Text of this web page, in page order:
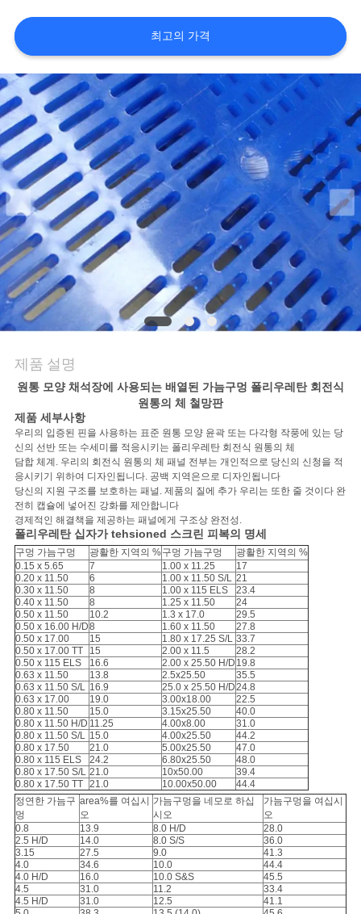
어
품
질
관
리
문
의
하
기
뉴
스
사
건
사
이
트
맵
PRIVACY
POLICY
최고의 가격
제품 설명
원통 모양 채석장에 사용되는 배열된 가늠구멍 폴리우레탄 회전식
원통의 체 철망판
제품 세부사항
우리의 입증된 핀을 사용하는 표준 원통 모양 윤곽 또는 다각형 작풍에 있는 당
신의 선반 또는 수세미를 적응시키는 폴리우레탄 회전식 원통의 체
담합 체계. 우리의 회전식 원통의 체 패널 전부는 개인적으로 당신의 신청을 적
응시키기 위하여 디자인됩니다. 공백 지역은으로 디자인됩니다
당신의 지원 구조를 보호하는 패널. 제품의 질에 추가 우리는 또한 줄 것이다 완
전히 캡슐에 넣어진 강화를 제안합니다
경제적인 해결책을 제공하는 패널에게 구조상 완전성.
폴리우레탄 십자가 tehsioned 스크린 피복의 명세
구멍 가늠구멍 광활한 지역의 %구멍 가늠구멍
광활한 지역의 %
0.15 x 5.65
7 1.00 x 11.25
17
0.20 x 11.50
6 1.00 x 11.50 S/L 21
0.30 x 11.50
8 1.00 x 115 ELS
23.4
0.40 x 11.50
8 1.25 x 11.50
24
0.50 x 11.50
10.2 1.3 x 17.0
29.5
0.50 x 16.00 H/D8 1.60 x 11.50
27.8
0.50 x 17.00
15 1.80 x 17.25 S/L 33.7
0.50 x 17.00 TT
15 2.00 x 11.5
28.2
0.50 x 115 ELS
16.6 2.00 x 25.50 H/D 19.8
0.63 x 11.50
13.8 2.5x25.50
35.5
0.63 x 11.50 S/L 16.9 25.0 x 25.50 H/D24.8
0.63 x 17.00
19.0 3.00x18.00
22.5
0.80 x 11.50
15.0 3.15x25.50
40.0
0.80 x 11.50 H/D 11.25 4.00x8.00
31.0
0.80 x 11.50 S/L 15.0 4.00x25.50
44.2
0.80 x 17.50
21.0 5.00x25.50
47.0
0.80 x 115 ELS
24.2 6.80x25.50
48.0
0.80 x 17.50 S/L 21.0 10x50.00
39.4
0.80 x 17.50 TT 21.0 10.00x50.00
44.4
정연한 가늠구
멍
area%를 여십시
오
가늠구멍을 네모로 하십
시오
가늠구멍을 여십시
오
0.8
13.9 8.0 H/D
28.0
2.5 H/D
14.0 8.0 S/S
36.0
3.15
27.5 9.0
41.3
4.0
34.6 10.0
44.4
4.0 H/D
16.0 10.0 S&S
45.5
4.5
31.0 11.2
33.4
4.5 H/D
31.0 12.5
41.1